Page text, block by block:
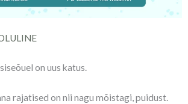
on uus katus.
rajatised on nii nagu mõistagi, puidust.